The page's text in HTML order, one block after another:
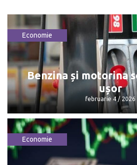
Economie
Benzina și motorina
ușor
februarie 4 / 2026
Benzina și motorina se
Economie